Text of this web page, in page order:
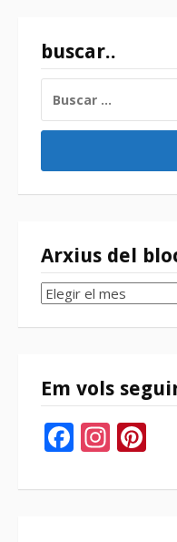
buscar..
Arxius del
Arxius
bloc
Em vols